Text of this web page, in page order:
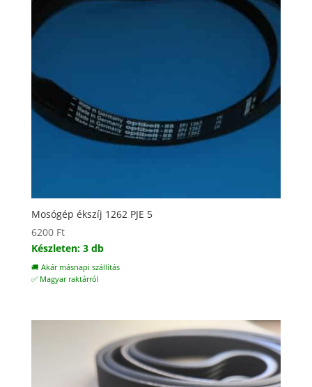
Mosógép ékszíj 1262 PJE 5
6200 Ft
Készleten: 3 db
🚚 Akár másnapi szállítás
✅ Magyar raktárról